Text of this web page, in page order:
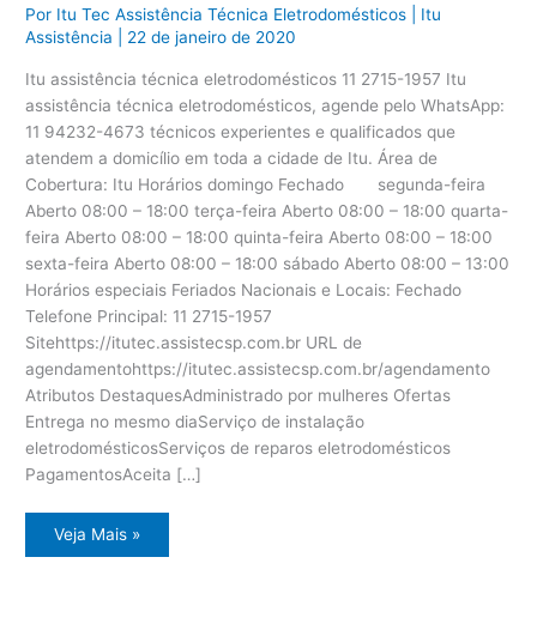
Por Itu Tec Assistência Técnica Eletrodomésticos
Itu
Assistência
22 de janeiro de 2020
Itu assistência técnica eletrodomésticos 11 2715-1957 Itu
assistência técnica eletrodomésticos, agende pelo WhatsApp:
11 94232-4673 técnicos experientes e qualificados que
atendem a domicílio em toda a cidade de Itu. Área de
Cobertura: Itu Horários domingo Fechado segunda-feira
Aberto 08:00 – 18:00 terça-feira Aberto 08:00 – 18:00 quarta-
feira Aberto 08:00 – 18:00 quinta-feira Aberto 08:00 – 18:00
sexta-feira Aberto 08:00 – 18:00 sábado Aberto 08:00 – 13:00
Horários especiais Feriados Nacionais e Locais: Fechado
Telefone Principal: 11 2715-1957
Sitehttps://itutec.assistecsp.com.br URL de
agendamentohttps://itutec.assistecsp.com.br/agendamento
Atributos DestaquesAdministrado por mulheres Ofertas
Entrega no mesmo diaServiço de instalação
eletrodomésticosServiços de reparos eletrodomésticos
PagamentosAceita […]
Itu
assistência
Veja Mais »